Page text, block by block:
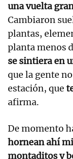
una vuelta
Cambiaron
plantas,
planta menos
se sintiera en
que la gente
estación, que
afirma.
De momento
hornean ahí
montaditos y